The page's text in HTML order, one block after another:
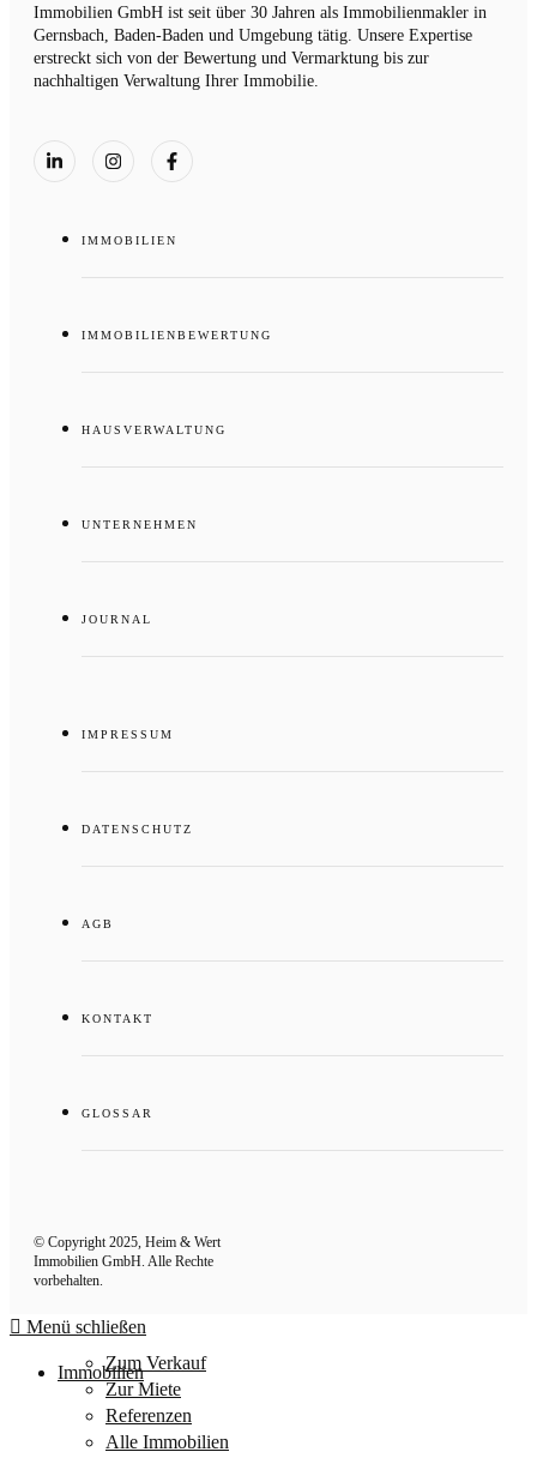
Immobilien GmbH ist seit über 30 Jahren als Immobilienmakler in
Gernsbach, Baden-Baden und Umgebung tätig. Unsere Expertise
erstreckt sich von der Bewertung und Vermarktung bis zur
nachhaltigen Verwaltung Ihrer Immobilie.
IMMOBILIEN
IMMOBILIENBEWERTUNG
HAUSVERWALTUNG
UNTERNEHMEN
JOURNAL
IMPRESSUM
DATENSCHUTZ
AGB
KONTAKT
GLOSSAR
© Copyright 2025, Heim & Wert
Immobilien GmbH. Alle Rechte
vorbehalten.
Menü schließen
ImmobilienZum Verkauf
Zur Miete
Referenzen
Alle Immobilien